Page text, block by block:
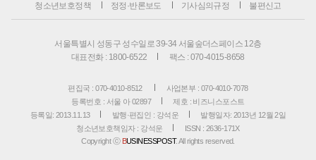
청소년보호정책 정정·반론보도 기사심의규정 불편신고
서울특별시 성동구 성수일로 39-34 서울숲더스페이스 12층
대표전화 : 1800-6522
팩스 : 070-4015-8658
편집국 : 070-4010-8512
사업본부 : 070-4010-7078
등록번호 : 서울 아 02897
제호 : 비즈니스포스트
등록일: 2013.11.13
발행·편집인 : 강석운
발행일자: 2013년 12월 2일
청소년보호책임자 : 강석운
ISSN : 2636-171X
Copyright ⓒ BUSINESSPOST. All rights reserved.